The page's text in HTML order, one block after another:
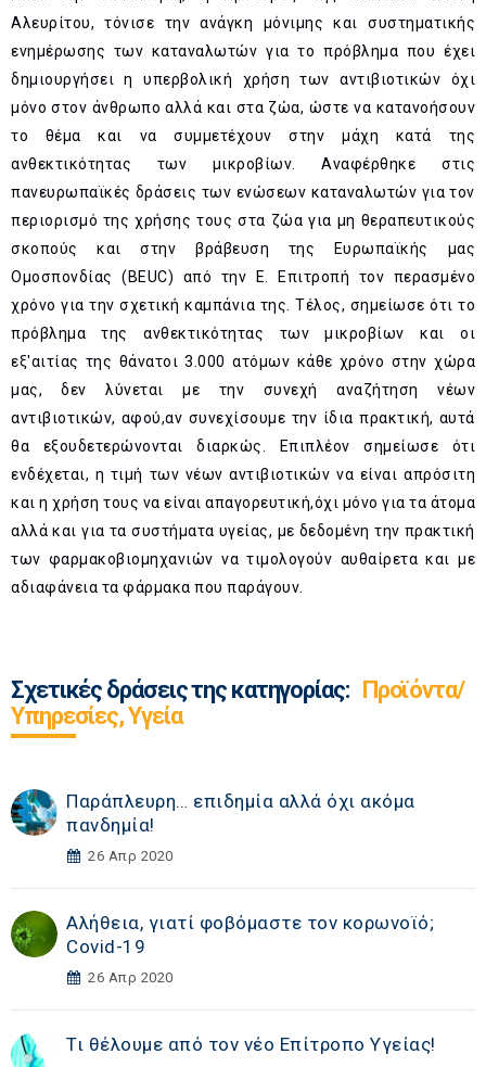
Αλευρίτου, τόνισε την ανάγκη μόνιμης και συστηματικής
ενημέρωσης των καταναλωτών για το πρόβλημα που έχει
δημιουργήσει η υπερβολική χρήση των αντιβιοτικών όχι
μόνο στον άνθρωπο αλλά και στα ζώα, ώστε να κατανοήσουν
το θέμα και να συμμετέχουν στην μάχη κατά της
ανθεκτικότητας των μικροβίων. Αναφέρθηκε στις
πανευρωπαϊκές δράσεις των ενώσεων καταναλωτών για τον
περιορισμό της χρήσης τους στα ζώα για μη θεραπευτικούς
σκοπούς και στην βράβευση της Ευρωπαϊκής μας
Ομοσπονδίας (BEUC) από την Ε. Επιτροπή τον περασμένο
χρόνο για την σχετική καμπάνια της. Τέλος, σημείωσε ότι το
πρόβλημα της ανθεκτικότητας των μικροβίων και οι
εξ'αιτίας της θάνατοι 3.000 ατόμων κάθε χρόνο στην χώρα
μας, δεν λύνεται με την συνεχή αναζήτηση νέων
αντιβιοτικών, αφού,αν συνεχίσουμε την ίδια πρακτική, αυτά
θα εξουδετερώνονται διαρκώς. Επιπλέον σημείωσε ότι
ενδέχεται, η τιμή των νέων αντιβιοτικών να είναι απρόσιτη
και η χρήση τους να είναι απαγορευτική,όχι μόνο για τα άτομα
αλλά και για τα συστήματα υγείας, με δεδομένη την πρακτική
των φαρμακοβιομηχανιών να τιμολογούν αυθαίρετα και με
αδιαφάνεια τα φάρμακα που παράγουν.
Σχετικές δράσεις της κατηγορίας: Προϊόντα/
Υπηρεσίες, Υγεία
Παράπλευρη… επιδημία αλλά όχι ακόμα
πανδημία!
26 Απρ 2020
Αλήθεια, γιατί φοβόμαστε τον κορωνοϊό;
Covid-19
26 Απρ 2020
Τι θέλουμε από τον νέο Επίτροπο Υγείας!